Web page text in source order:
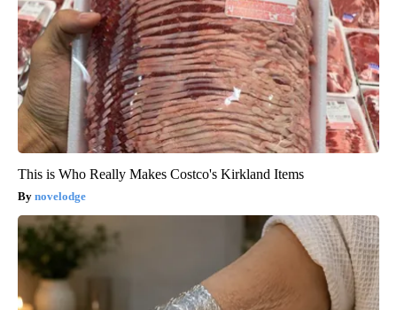
This is Who Really Makes Costco's Kirkland Items
novelodge